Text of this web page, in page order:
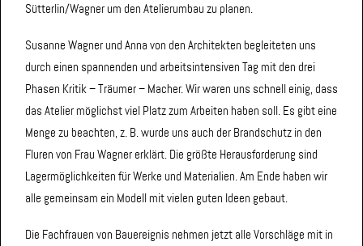
Sütterlin/Wagner um den Atelierumbau zu planen.
Susanne Wagner und Anna von den Architekten begleiteten uns
durch einen spannenden und arbeitsintensiven Tag mit den drei
Phasen Kritik – Träumer – Macher. Wir waren uns schnell einig, dass
das Atelier möglichst viel Platz zum Arbeiten haben soll. Es gibt eine
Menge zu beachten, z. B. wurde uns auch der Brandschutz in den
Fluren von Frau Wagner erklärt. Die größte Herausforderung sind
Lagermöglichkeiten für Werke und Materialien. Am Ende haben wir
alle gemeinsam ein Modell mit vielen guten Ideen gebaut.
Die Fachfrauen von Bauereignis nehmen jetzt alle Vorschläge mit in